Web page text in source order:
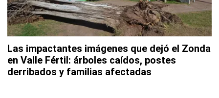
Las impactantes imágenes que dejó el Zonda
en Valle Fértil: árboles caídos, postes
derribados y familias afectadas